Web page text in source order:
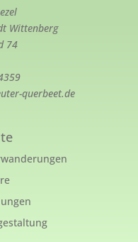
Wittenberg
74
querbeet.de